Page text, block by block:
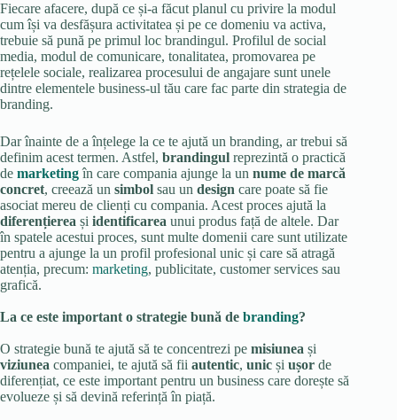
Fiecare afacere, după ce și-a făcut planul cu privire la modul
cum își va desfășura activitatea și pe ce domeniu va activa,
trebuie să pună pe primul loc brandingul. Profilul de social
media, modul de comunicare, tonalitatea, promovarea pe
rețelele sociale, realizarea procesului de angajare sunt unele
dintre elementele business-ul tău care fac parte din strategia de
branding.
Dar înainte de a înțelege la ce te ajută un branding, ar trebui să
definim acest termen. Astfel, brandingul reprezintă o practică
de marketingîn care compania ajunge la un nume de marcă
concret, creează un simbol sau un design care poate să fie
asociat mereu de clienți cu compania. Acest proces ajută la
diferențierea și identificarea unui produs față de altele. Dar
în spatele acestui proces, sunt multe domenii care sunt utilizate
pentru a ajunge la un profil profesional unic și care să atragă
atenția, precum: marketing, publicitate, customer services sau
grafică.
La ce este important o strategie bună de branding?
O strategie bună te ajută să te concentrezi pe misiunea și
viziunea companiei, te ajută să fii autentic, unic și ușor de
diferențiat, ce este important pentru un business care dorește să
evolueze și să devină referință în piață.